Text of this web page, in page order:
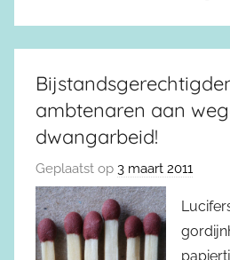
ambtenaren aan
dwangarbeid!
Geplaatst op 3 maart 2011